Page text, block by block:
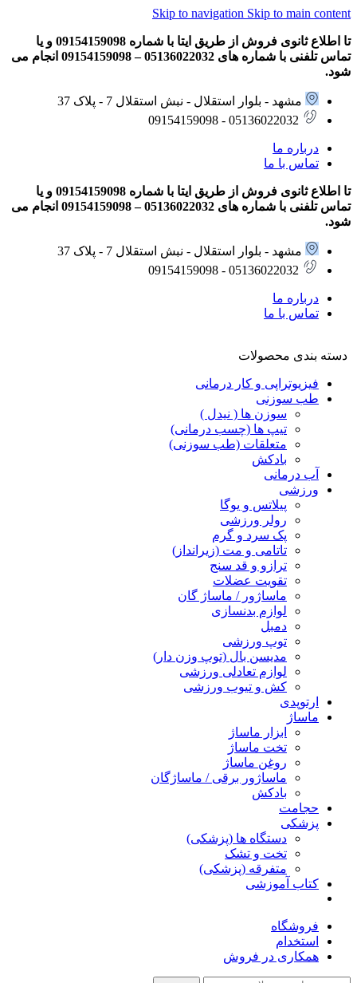
Skip to navigation Skip to main content
تا اطلاع ثانوی فروش از طریق ایتا با شماره 09154159098 و یا
تماس تلفنی با شماره های 05136022032 – 09154159098 انجام می
شود.
مشهد - بلوار استقلال - نبش استقلال 7 - پلاک 37
05136022032 - 09154159098
درباره ما
تماس با ما
تا اطلاع ثانوی فروش از طریق ایتا با شماره 09154159098 و یا
تماس تلفنی با شماره های 05136022032 – 09154159098 انجام می
شود.
مشهد - بلوار استقلال - نبش استقلال 7 - پلاک 37
05136022032 - 09154159098
درباره ما
تماس با ما
دسته بندی محصولات
فیزیوتراپی و کار درمانی
طب سوزنی
سوزن ها ( نیدل )
تیپ ها (چسب درمانی)
متعلقات (طب سوزنی)
بادکش
آب درمانی
ورزشی
پیلاتس و یوگا
رولر ورزشی
پک سرد و گرم
تاتامی و مت (زیرانداز)
ترازو و قد سنج
تقویت عضلات
ماساژور / ماساژ گان
لوازم بدنسازی
دمبل
توپ ورزشی
مدیسن بال (توپ وزن دار)
لوازم تعادلی ورزشی
کش و تیوب ورزشی
ارتوپدی
ماساژ
ابزار ماساژ
تخت ماساژ
روغن ماساژ
ماساژور برقی / ماساژگان
بادکش
حجامت
پزشکی
دستگاه ها (پزشکی)
تخت و تشک
متفرقه (پزشکی)
کتاب آموزشی
فروشگاه
استخدام
همکاری در فروش